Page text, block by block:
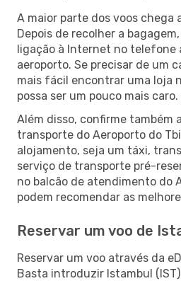
A maior parte dos voos chega
Depois de recolher a
ligação à Internet no telefone
aeroporto. Se precisar de um
mais fácil encontrar uma loja
possa ser um pouco mais caro.
Além disso, confirme também
transporte do Aeroporto do
alojamento, seja um táxi,
serviço de transporte pré-
no balcão de atendimento do
podem recomendar as
Reservar um voo de
Reservar um voo através da
Basta introduzir Istambul